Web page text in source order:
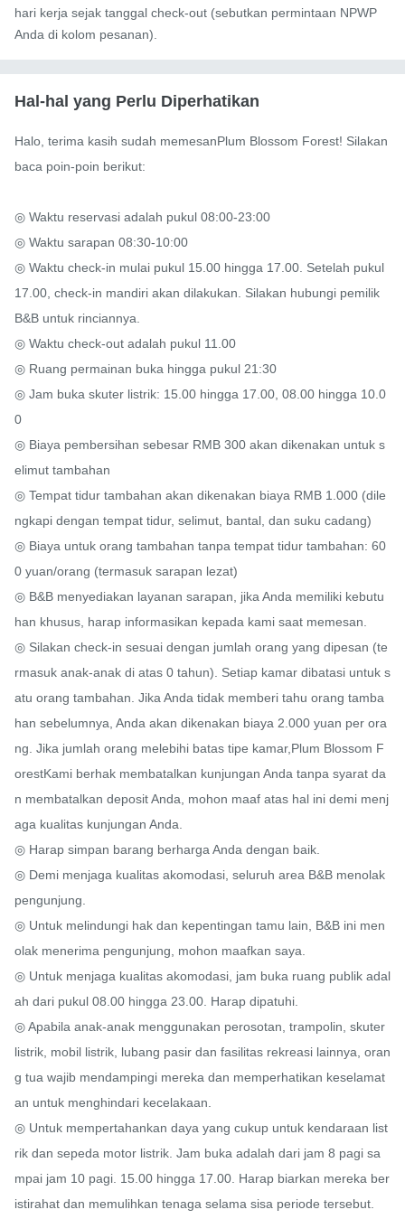
hari kerja sejak tanggal check-out (sebutkan permintaan NPWP
Anda di kolom pesanan).
Hal-hal yang Perlu Diperhatikan
Halo, terima kasih sudah memesanPlum Blossom Forest! Silakan
baca poin-poin berikut:
◎ Waktu reservasi adalah pukul 08:00-23:00
◎ Waktu sarapan 08:30-10:00
◎ Waktu check-in mulai pukul 15.00 hingga 17.00. Setelah pukul
17.00, check-in mandiri akan dilakukan. Silakan hubungi pemilik
B&B untuk rinciannya.
◎ Waktu check-out adalah pukul 11.00
◎ Ruang permainan buka hingga pukul 21:30
◎ Jam buka skuter listrik: 15.00 hingga 17.00, 08.00 hingga 10.0
0
◎ Biaya pembersihan sebesar RMB 300 akan dikenakan untuk s
elimut tambahan
◎ Tempat tidur tambahan akan dikenakan biaya RMB 1.000 (dile
ngkapi dengan tempat tidur, selimut, bantal, dan suku cadang)
◎ Biaya untuk orang tambahan tanpa tempat tidur tambahan: 60
0 yuan/orang (termasuk sarapan lezat)
◎ B&B menyediakan layanan sarapan, jika Anda memiliki kebutu
han khusus, harap informasikan kepada kami saat memesan.
◎ Silakan check-in sesuai dengan jumlah orang yang dipesan (te
rmasuk anak-anak di atas 0 tahun). Setiap kamar dibatasi untuk s
atu orang tambahan. Jika Anda tidak memberi tahu orang tamba
han sebelumnya, Anda akan dikenakan biaya 2.000 yuan per ora
ng. Jika jumlah orang melebihi batas tipe kamar,Plum Blossom F
orestKami berhak membatalkan kunjungan Anda tanpa syarat da
n membatalkan deposit Anda, mohon maaf atas hal ini demi menj
aga kualitas kunjungan Anda.
◎ Harap simpan barang berharga Anda dengan baik.
◎ Demi menjaga kualitas akomodasi, seluruh area B&B menolak
pengunjung.
◎ Untuk melindungi hak dan kepentingan tamu lain, B&B ini men
olak menerima pengunjung, mohon maafkan saya.
◎ Untuk menjaga kualitas akomodasi, jam buka ruang publik adal
ah dari pukul 08.00 hingga 23.00. Harap dipatuhi.
◎ Apabila anak-anak menggunakan perosotan, trampolin, skuter
listrik, mobil listrik, lubang pasir dan fasilitas rekreasi lainnya, oran
g tua wajib mendampingi mereka dan memperhatikan keselamat
an untuk menghindari kecelakaan.
◎ Untuk mempertahankan daya yang cukup untuk kendaraan list
rik dan sepeda motor listrik. Jam buka adalah dari jam 8 pagi sa
mpai jam 10 pagi. 15.00 hingga 17.00. Harap biarkan mereka ber
istirahat dan memulihkan tenaga selama sisa periode tersebut.